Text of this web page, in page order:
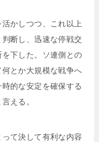
かしつつ、これ以上
断し、迅速な停戦交
下した。ソ連側との
とか大規模な戦争へ
的な安定を確保する
える。
て決して有利な内容